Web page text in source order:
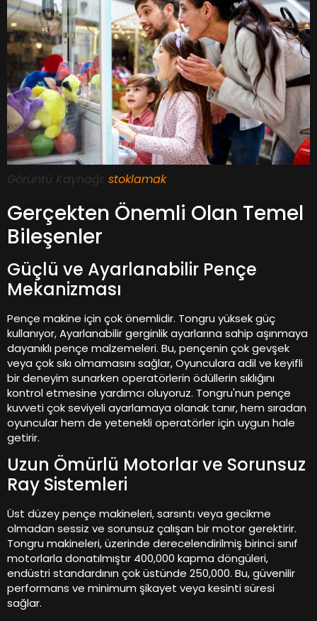
Görüntü Kaynağı: stoklamak
Gerçekten Önemli Olan Temel
Bileşenler
Güçlü ve Ayarlanabilir Pençe
Mekanizması
Pençe makine için çok önemlidir. Tongru yüksek güç
kullanıyor, Ayarlanabilir gerginlik ayarlarına sahip aşınmaya
dayanıklı pençe malzemeleri. Bu, pençenin çok gevşek
veya çok sıkı olmamasını sağlar, Oyunculara adil ve keyifli
bir deneyim sunarken operatörlerin ödüllerin sıklığını
kontrol etmesine yardımcı oluyoruz. Tongru'nun pençe
kuvveti çok seviyeli ayarlamaya olanak tanır, hem sıradan
oyuncular hem de yetenekli operatörler için uygun hale
getirir.
Uzun Ömürlü Motorlar ve Sorunsuz
Ray Sistemleri
Üst düzey pençe makineleri, sarsıntı veya gecikme
olmadan sessiz ve sorunsuz çalışan bir motor gerektirir.
Tongru makineleri, üzerinde derecelendirilmiş birinci sınıf
motorlarla donatılmıştır 400,000 kapma döngüleri,
endüstri standardının çok üstünde 250,000. Bu, güvenilir
performans ve minimum şikayet veya kesinti süresi
sağlar.